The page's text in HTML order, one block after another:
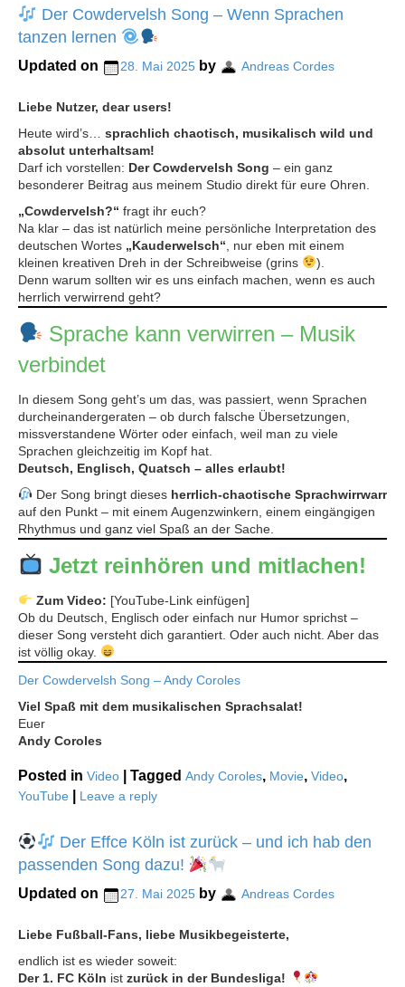
Der Cowdervelsh Song – Wenn Sprachen
tanzen lernen
Updated on 28. Mai 2025 by Andreas Cordes
Liebe Nutzer, dear users!
Heute wird’s… sprachlich chaotisch, musikalisch wild und
absolut unterhaltsam!
Darf ich vorstellen: Der Cowdervelsh Song – ein ganz
besonderer Beitrag aus meinem Studio direkt für eure Ohren.
„Cowdervelsh?“ fragt ihr euch?
Na klar – das ist natürlich meine persönliche Interpretation des
deutschen Wortes „Kauderwelsch“ , nur eben mit einem
kleinen kreativen Dreh in der Schreibweise (grins
).
Denn warum sollten wir es uns einfach machen, wenn es auch
herrlich verwirrend geht?
Sprache kann verwirren – Musik
verbindet
In diesem Song geht’s um das, was passiert, wenn Sprachen
durcheinandergeraten – ob durch falsche Übersetzungen,
missverstandene Wörter oder einfach, weil man zu viele
Sprachen gleichzeitig im Kopf hat.
Deutsch, Englisch, Quatsch – alles erlaubt!
Der Song bringt dieses herrlich-chaotische Sprachwirrwarr
auf den Punkt – mit einem Augenzwinkern, einem eingängigen
Rhythmus und ganz viel Spaß an der Sache.
Jetzt reinhören und mitlachen!
Zum Video: [YouTube-Link einfügen]
Ob du Deutsch, Englisch oder einfach nur Humor sprichst –
dieser Song versteht dich garantiert. Oder auch nicht. Aber das
ist völlig okay.
Der Cowdervelsh Song – Andy Coroles
Viel Spaß mit dem musikalischen Sprachsalat!
Euer
Andy Coroles
Posted in Video Tagged Andy Coroles, Movie, Video,
YouTube Leave a reply
Der Effce Köln ist zurück – und ich hab den
passenden Song dazu!
Updated on 27. Mai 2025 by Andreas Cordes
Liebe Fußball-Fans, liebe Musikbegeisterte,
endlich ist es wieder soweit:
Der 1. FC Köln ist zurück in der Bundesliga!